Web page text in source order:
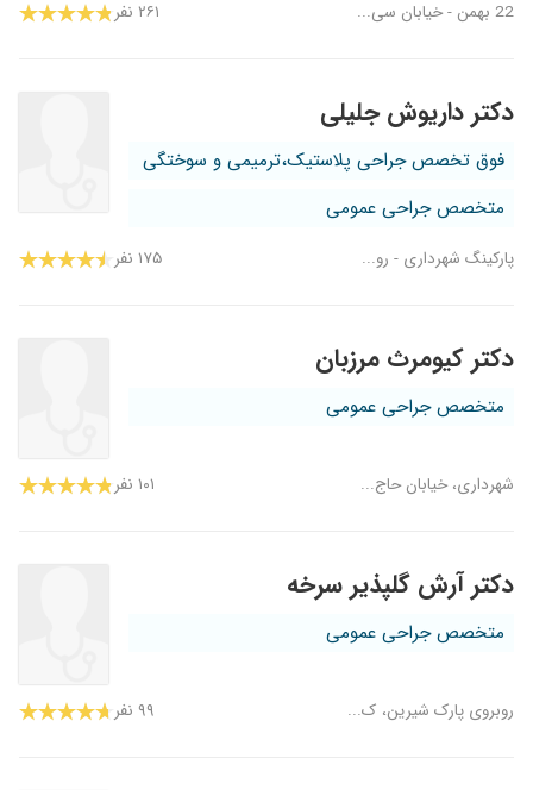
22 بهمن - خیابان سی... ۲۶۱ نفر
دکتر داریوش جلیلی
فوق تخصص جراحی پلاستیک،ترمیمی و سوختگی
متخصص جراحی عمومی
پارکینگ شهرداری - رو... ۱۷۵ نفر
دکتر کیومرث مرزبان
متخصص جراحی عمومی
شهرداری، خیابان حاج... ۱۰۱ نفر
دکتر آرش گلپذیر سرخه
متخصص جراحی عمومی
روبروی پارک شیرین، ک... ۹۹ نفر